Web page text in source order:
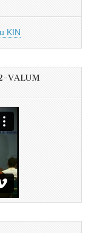
KIN
VALUM